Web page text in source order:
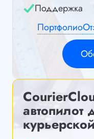
Поддержка
Портфолио
автопилот